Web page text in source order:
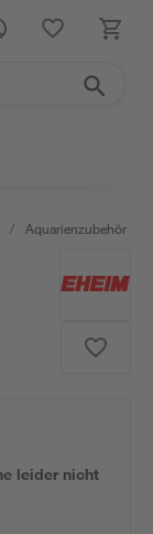
/ Aquarienzubehör
leider nicht